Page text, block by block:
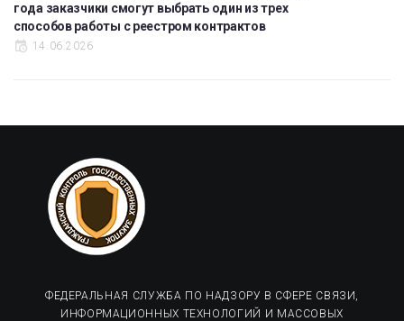
года заказчики смогут выбрать один из трех
способов работы с реестром контрактов
14.06.2026
ФЕДЕРАЛЬНАЯ СЛУЖБА ПО НАДЗОРУ В СФЕРЕ СВЯЗИ,
ИНФОРМАЦИОННЫХ ТЕХНОЛОГИЙ И МАССОВЫХ